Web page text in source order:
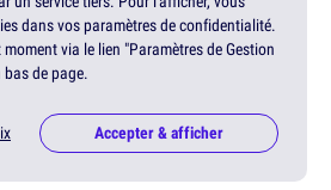
dans vos paramètres de confidentialité.
via le lien "Paramètres de Gestion
de page.
Accepter & afficher